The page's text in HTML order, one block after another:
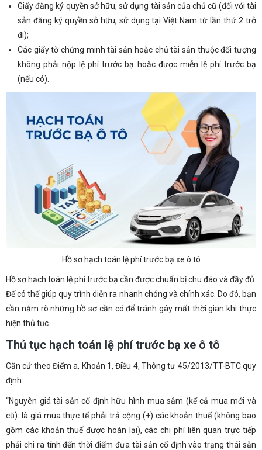
Giấy đăng ký quyền sở hữu, sử dụng tài sản của chủ cũ (đối với tài
sản đăng ký quyền sở hữu, sử dụng tại Việt Nam từ lần thứ 2 trở
đi);
Các giấy tờ chứng minh tài sản hoặc chủ tài sản thuộc đối tượng
không phải nộp lệ phí trước bạ hoặc được miễn lệ phí trước bạ
(nếu có).
Hồ sơ hạch toán lệ phí trước bạ xe ô tô
Hồ sơ hạch toán lệ phí trước bạ cần được chuẩn bị chu đáo và đầy đủ.
Để có thể giúp quy trình diễn ra nhanh chóng và chính xác. Do đó, bạn
cần nắm rõ những hồ sơ cần có để tránh gây mất thời gian khi thực
hiện thủ tục.
Thủ tục hạch toán lệ phí trước bạ xe ô tô
Căn cứ theo Điểm a, Khoản 1, Điều 4, Thông tư 45/2013/TT-BTC quy
định:
“Nguyên giá tài sản cố định hữu hình mua sắm (kể cả mua mới và
cũ): là giá mua thực tế phải trả cộng (+) các khoản thuế (không bao
gồm các khoản thuế được hoàn lại), các chi phí liên quan trực tiếp
phải chi ra tính đến thời điểm đưa tài sản cố định vào trạng thái sẵn